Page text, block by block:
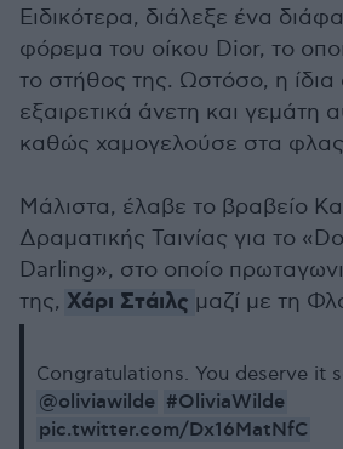
Ειδικότερα, διάλεξε ένα
φόρεμα του οίκου Dior, το
το στήθος της. Ωστόσο, η ίδια
εξαιρετικά άνετη και γεμάτη
καθώς χαμογελούσε στα
Μάλιστα, έλαβε το βραβείο
Δραματικής Ταινίας για το
Darling», στο οποίο
της, Χάρι Στάιλς μαζί με τη
Congratulations. You deserve it
@oliviawilde #OliviaWilde
pic.twitter.com/Dx16MatNfC